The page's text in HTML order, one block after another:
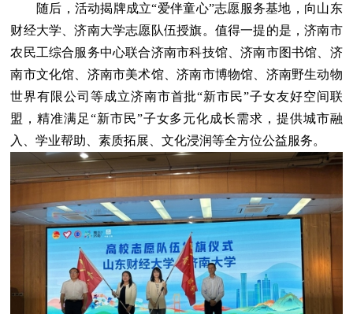
随后，活动揭牌成立“爱伴童心”志愿服务基地，向山东
财经大学、济南大学志愿队伍授旗。值得一提的是，济南市
农民工综合服务中心联合济南市科技馆、济南市图书馆、济
南市文化馆、济南市美术馆、济南市博物馆、济南野生动物
世界有限公司等成立济南市首批“新市民”子女友好空间联
盟，精准满足“新市民”子女多元化成长需求，提供城市融
入、学业帮助、素质拓展、文化浸润等全方位公益服务。